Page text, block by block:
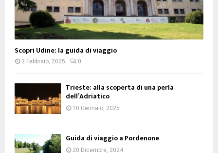
Scopri Udine: la guida di viaggio
3 Febbraio, 2025 0
Trieste: alla scoperta di una perla
dell’Adriatico
10 Gennaio, 2025
Guida di viaggio a Pordenone
20 Dicembre, 2024